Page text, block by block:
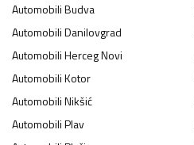
AutomobiliBudva
AutomobiliDanilovgrad
AutomobiliHerceg Novi
AutomobiliKotor
AutomobiliNikšić
AutomobiliPlav